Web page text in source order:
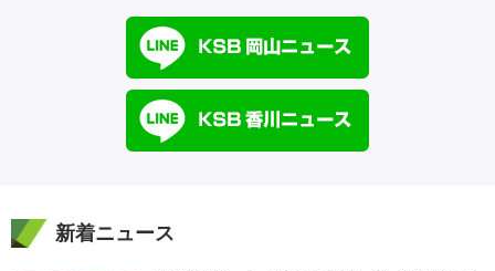
新着ニュース